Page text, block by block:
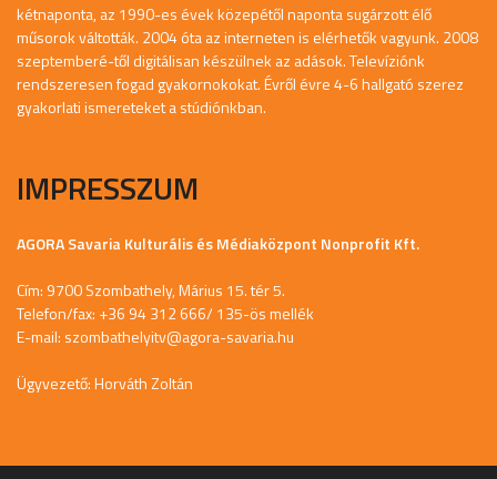
kétnaponta, az 1990-es évek közepétől naponta sugárzott élő
műsorok váltották. 2004 óta az interneten is elérhetők vagyunk. 2008
szeptemberé-től digitálisan készülnek az adások. Televíziónk
rendszeresen fogad gyakornokokat. Évről évre 4-6 hallgató szerez
gyakorlati ismereteket a stúdiónkban.
IMPRESSZUM
AGORA Savaria Kulturális és Médiaközpont Nonprofit Kft.
Cím: 9700 Szombathely, Márius 15. tér 5.
Telefon/fax: +36 94 312 666/ 135-ös mellék
E-mail: szombathelyitv@agora-savaria.hu
Ügyvezető: Horváth Zoltán